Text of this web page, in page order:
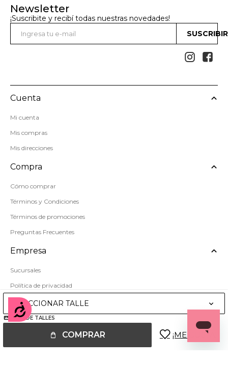
Accesibilidad
SELECCIONAR TALLE
GUÍA DE TALLES
COMPRAR
Newsletter
¡Suscribite y recibí todas nuestras novedades!
 
Cuenta
Mi cuenta
Mis compras
Mis direcciones
Compra
Cómo comprar
Términos y Condiciones
Términos de promociones
Preguntas Frecuentes
Empresa
Sucursales
Política de privacidad
Mapa del sitio